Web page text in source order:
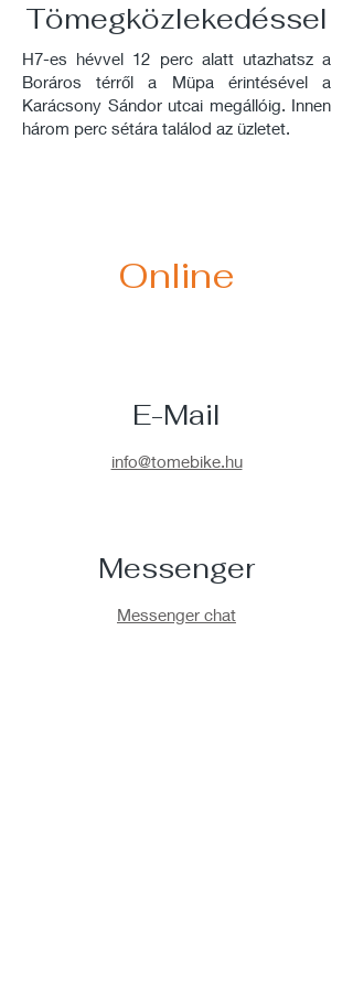
Tömegközlekedéssel
H7-es hévvel 12 perc alatt utazhatsz a
Boráros térről a Müpa érintésével a
Karácsony Sándor utcai megállóig. Innen
három perc sétára találod az üzletet.
Online
E-Mail
info@tomebike.hu
Messenger
Messenger chat